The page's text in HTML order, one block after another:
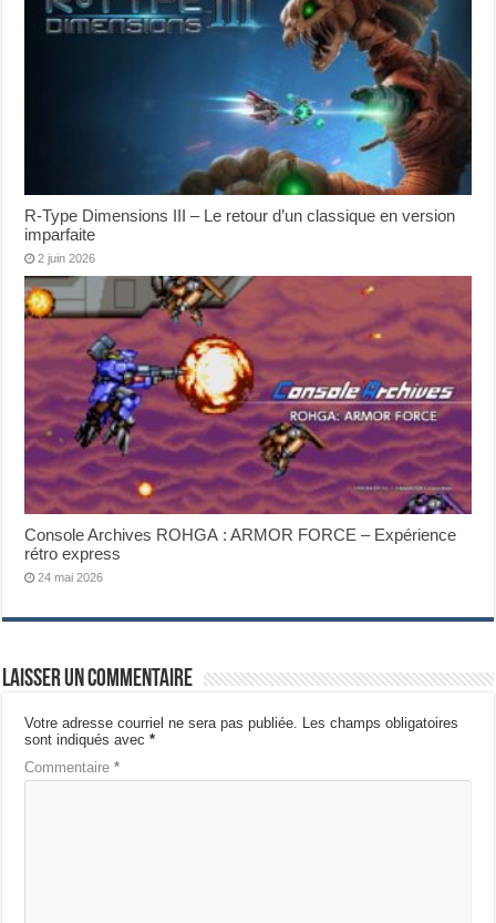
R-Type Dimensions III – Le retour d’un classique en version
imparfaite
2 juin 2026
Console Archives ROHGA : ARMOR FORCE – Expérience
rétro express
24 mai 2026
Laisser un commentaire
Votre adresse courriel ne sera pas publiée. Les champs obligatoires
sont indiqués avec*
Commentaire*